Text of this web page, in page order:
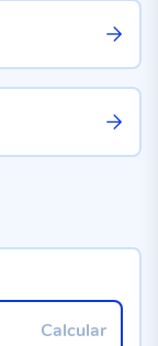
Calcular